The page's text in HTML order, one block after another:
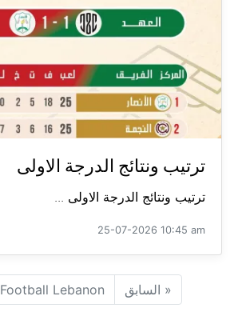
ترتيب ونتائج الدرجة الاولى
ترتيب ونتائج الدرجة الاولى ...
25-07-2026 10:45 am
« السابق Football Lebanon